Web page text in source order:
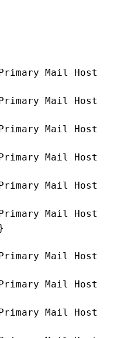
Mail Host
Mail Host
Mail Host
Mail Host
Mail Host
Mail Host
Mail Host
Mail Host
Mail Host